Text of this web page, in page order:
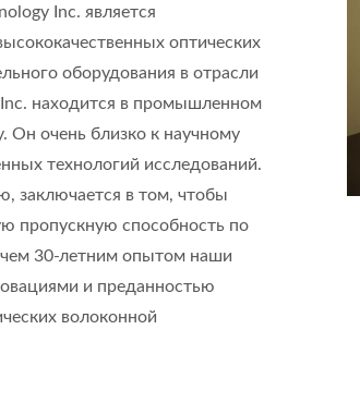
Inc. является
оптических
оборудования в отрасли
Inc. находится в промышленном
Он очень близко к научному
технологий исследований.
заключается в том, чтобы
пропускную способность по
30-летним опытом наши
и преданностью
волоконной